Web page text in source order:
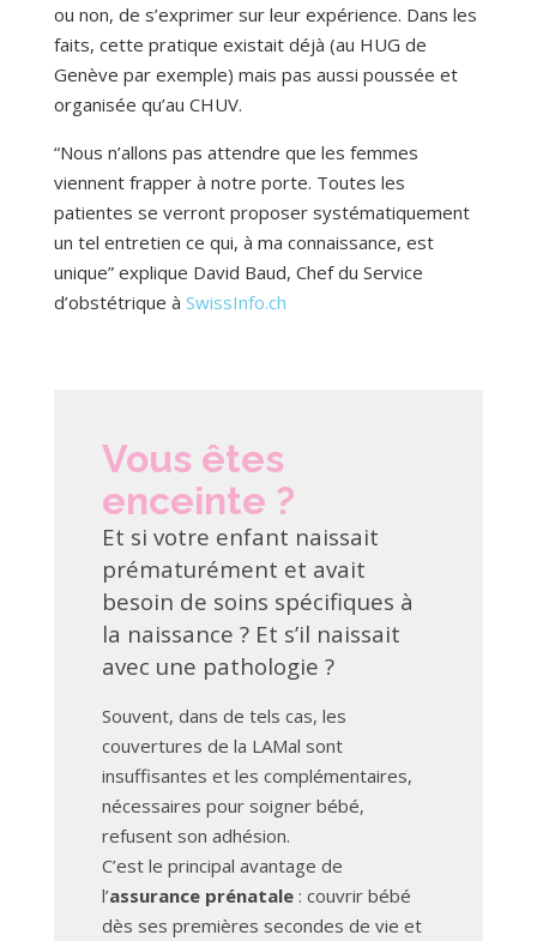
ou non, de s’exprimer sur leur expérience. Dans les
faits, cette pratique existait déjà (au HUG de
Genève par exemple) mais pas aussi poussée et
organisée qu’au CHUV.
“Nous n’allons pas attendre que les femmes
viennent frapper à notre porte. Toutes les
patientes se verront proposer systématiquement
un tel entretien ce qui, à ma connaissance, est
unique” explique David Baud, Chef du Service
d’obstétrique à SwissInfo.ch
Vous êtes
enceinte ?
Et si votre enfant naissait
prématurément et avait
besoin de soins spécifiques à
la naissance ? Et s’il naissait
avec une pathologie ?
Souvent, dans de tels cas, les
couvertures de la LAMal sont
insuffisantes et les complémentaires,
nécessaires pour soigner bébé,
refusent son adhésion.
C’est le principal avantage de
l’assurance prénatale: couvrir bébé
dès ses premières secondes de vie et